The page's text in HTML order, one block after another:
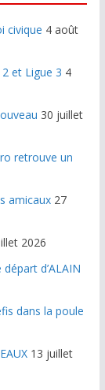
civique 4 août
et Ligue 3 4
30 juillet
retrouve un
amicaux 27
2026
d’ALAIN
dans la poule
13 juillet